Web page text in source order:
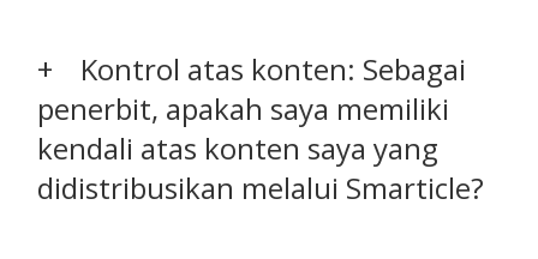
Kontrol atas konten: Sebagai
penerbit, apakah saya memiliki
kendali atas konten saya yang
didistribusikan melalui Smarticle?